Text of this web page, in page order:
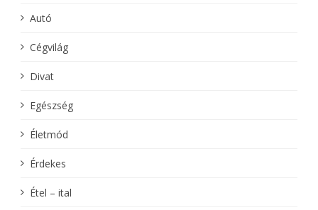
Autó
Cégvilág
Divat
Egészség
Életmód
Érdekes
Étel – ital